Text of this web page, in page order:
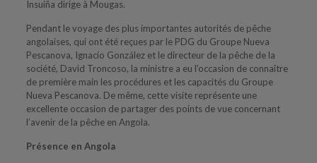
Insuiña dirige à Mougas.
Pendant le voyage des plus importantes autorités de pêche
angolaises, qui ont été reçues par le PDG du Groupe Nueva
Pescanova, Ignacio González et le directeur de la pêche de la
société, David Troncoso, la ministre a eu l’occasion de connaître
de première main les procédures et les capacités du Groupe
Nueva Pescanova. De même, cette visite représente une
excellente occasion de partager des points de vue concernant
l’avenir de la pêche en Angola.
Présence en Angola